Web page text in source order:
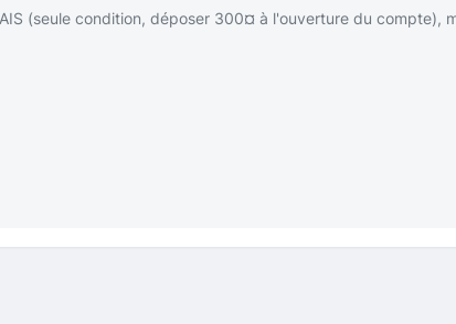
(seule condition, déposer 300¤ à l'ouverture du compte),